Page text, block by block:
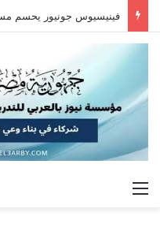
القائمة